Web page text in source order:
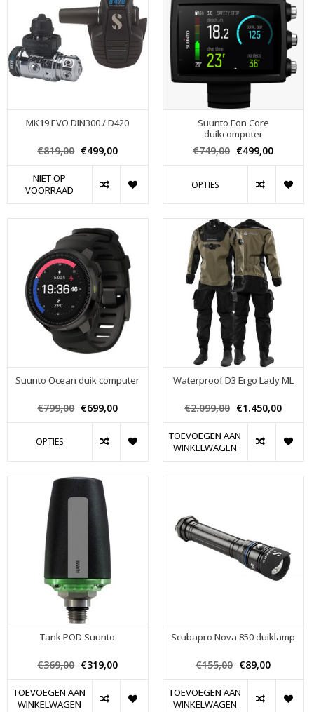
MK19 EVO DIN300 / D420
€819,00 €499,00
NIET OP
VOORRAAD
Suunto Eon Core
duikcomputer
€749,00 €499,00
OPTIES
Suunto Ocean duik computer
€799,00 €699,00
OPTIES
Waterproof D3 Ergo Lady ML
€2.099,00 €1.450,00
TOEVOEGEN AAN
WINKELWAGEN
Tank POD Suunto
€369,00 €319,00
TOEVOEGEN AAN
WINKELWAGEN
Scubapro Nova 850 duiklamp
€155,00 €89,00
TOEVOEGEN AAN
WINKELWAGEN